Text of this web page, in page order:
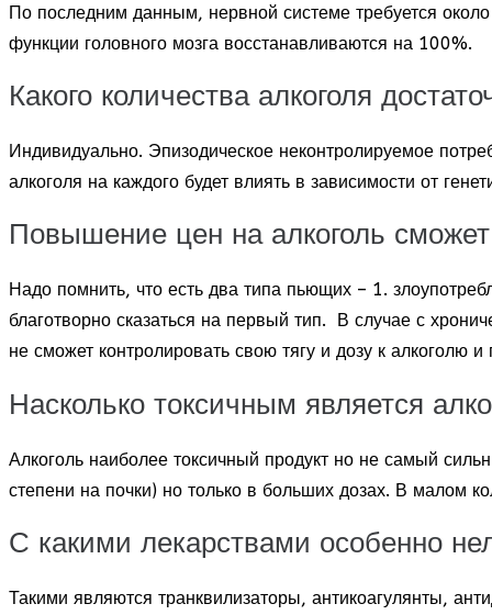
По последним данным, нервной системе требуется
функции головного мозга восстанавливаются на 100%.
Какого количества алкоголя
Индивидуально. Эпизодическое неконтролируемое
алкоголя на каждого будет влиять в зависимости от
Повышение цен на алкоголь
Надо помнить, что есть два типа пьющих – 1.
благотворно сказаться на первый тип. В случае с
не сможет контролировать свою тягу и дозу к алкоголю
Насколько токсичным является
Алкоголь наиболее токсичный продукт но не самый
степени на почки) но только в больших дозах. В малом
С какими лекарствами особенно
Такими являются транквилизаторы, антикоагулянты,